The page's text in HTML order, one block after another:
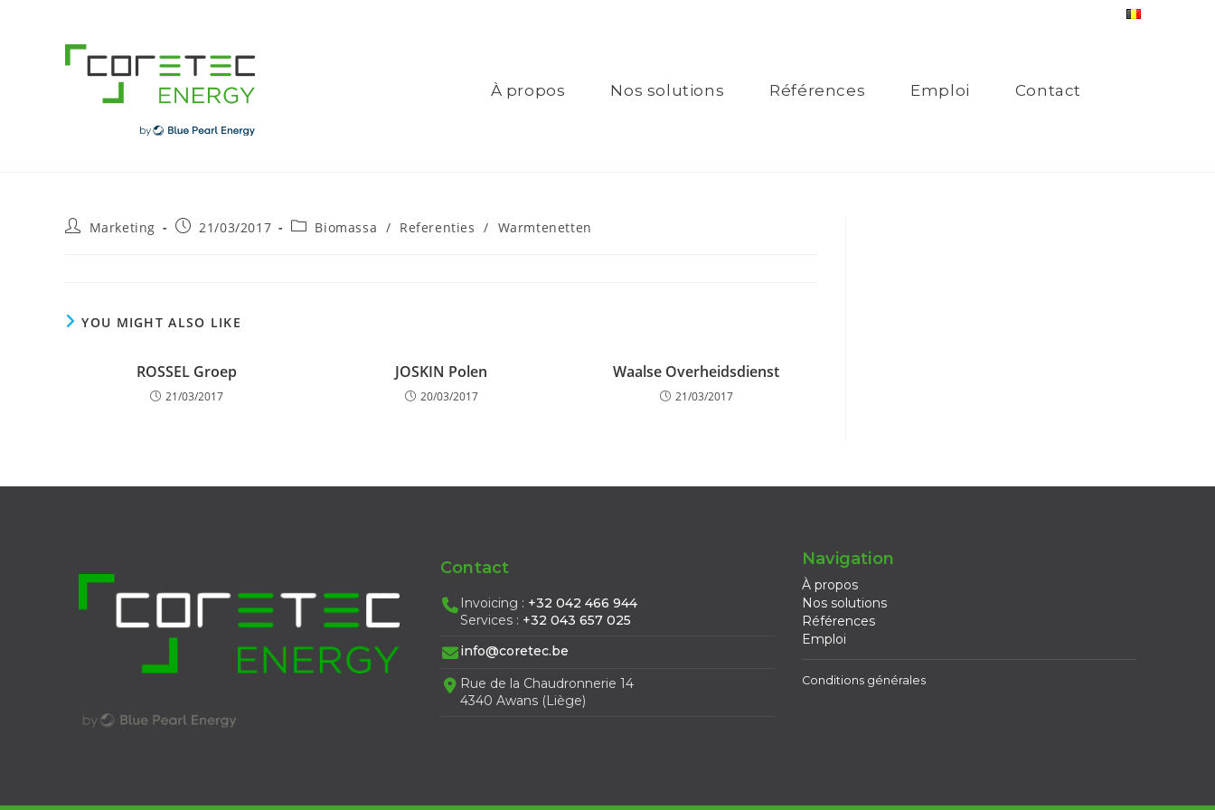
À propos Nos solutions Références Emploi Contact
PostMarketing
Post21/03/2017
PostBiomassa / Referenties / Warmtenetten
YOU MIGHT ALSO LIKE
ROSSEL Groep
21/03/2017
JOSKIN Polen
20/03/2017
Waalse Overheidsdienst
21/03/2017
Contact
Invoicing : +32 042 466 944
Services : +32 043 657 025
info@coretec.be
Rue de la Chaudronnerie 14
4340 Awans (Liège)
Navigation
À propos
Nos solutions
Références
Emploi
Conditions générales